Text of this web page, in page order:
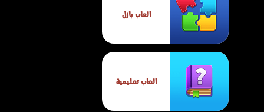
العاب بازل
العاب تعليمية